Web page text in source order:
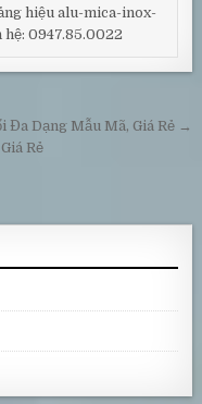
hiệu alu-mica-inox-
hệ: 0947.85.0022
Đa Dạng Mẫu Mã, Giá Rẻ →
Rẻ